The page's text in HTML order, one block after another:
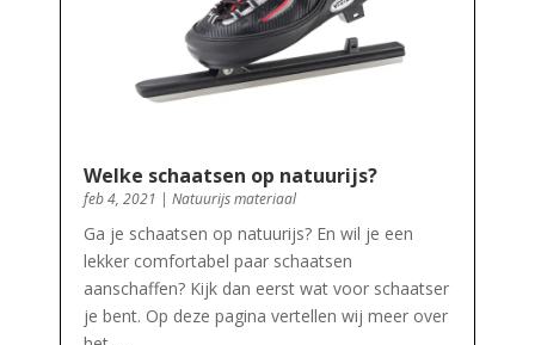
Welke schaatsen op natuurijs?
feb 4, 2021 | Natuurijs materiaal
Ga je schaatsen op natuurijs? En wil je een
lekker comfortabel paar schaatsen
aanschaffen? Kijk dan eerst wat voor schaatser
je bent. Op deze pagina vertellen wij meer over